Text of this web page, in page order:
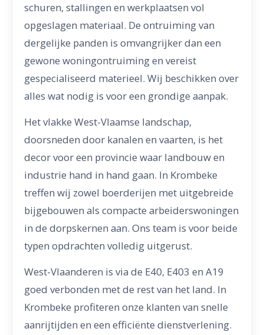
schuren, stallingen en werkplaatsen vol
opgeslagen materiaal. De ontruiming van
dergelijke panden is omvangrijker dan een
gewone woningontruiming en vereist
gespecialiseerd materieel. Wij beschikken over
alles wat nodig is voor een grondige aanpak.
Het vlakke West-Vlaamse landschap,
doorsneden door kanalen en vaarten, is het
decor voor een provincie waar landbouw en
industrie hand in hand gaan. In Krombeke
treffen wij zowel boerderijen met uitgebreide
bijgebouwen als compacte arbeiderswoningen
in de dorpskernen aan. Ons team is voor beide
typen opdrachten volledig uitgerust.
West-Vlaanderen is via de E40, E403 en A19
goed verbonden met de rest van het land. In
Krombeke profiteren onze klanten van snelle
aanrijtijden en een efficiënte dienstverlening.